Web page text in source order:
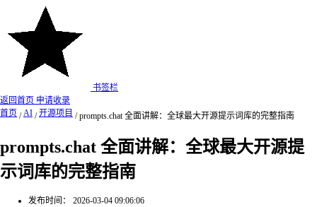
书签栏
返回首页 申请收录
首页 / AI / 开源项目 / prompts.chat 全面讲解：全球最大开源提示词库的完整指南
prompts.chat 全面讲解：全球最大开源提
示词库的完整指南
发布时间：
2026-03-04 09:06:06